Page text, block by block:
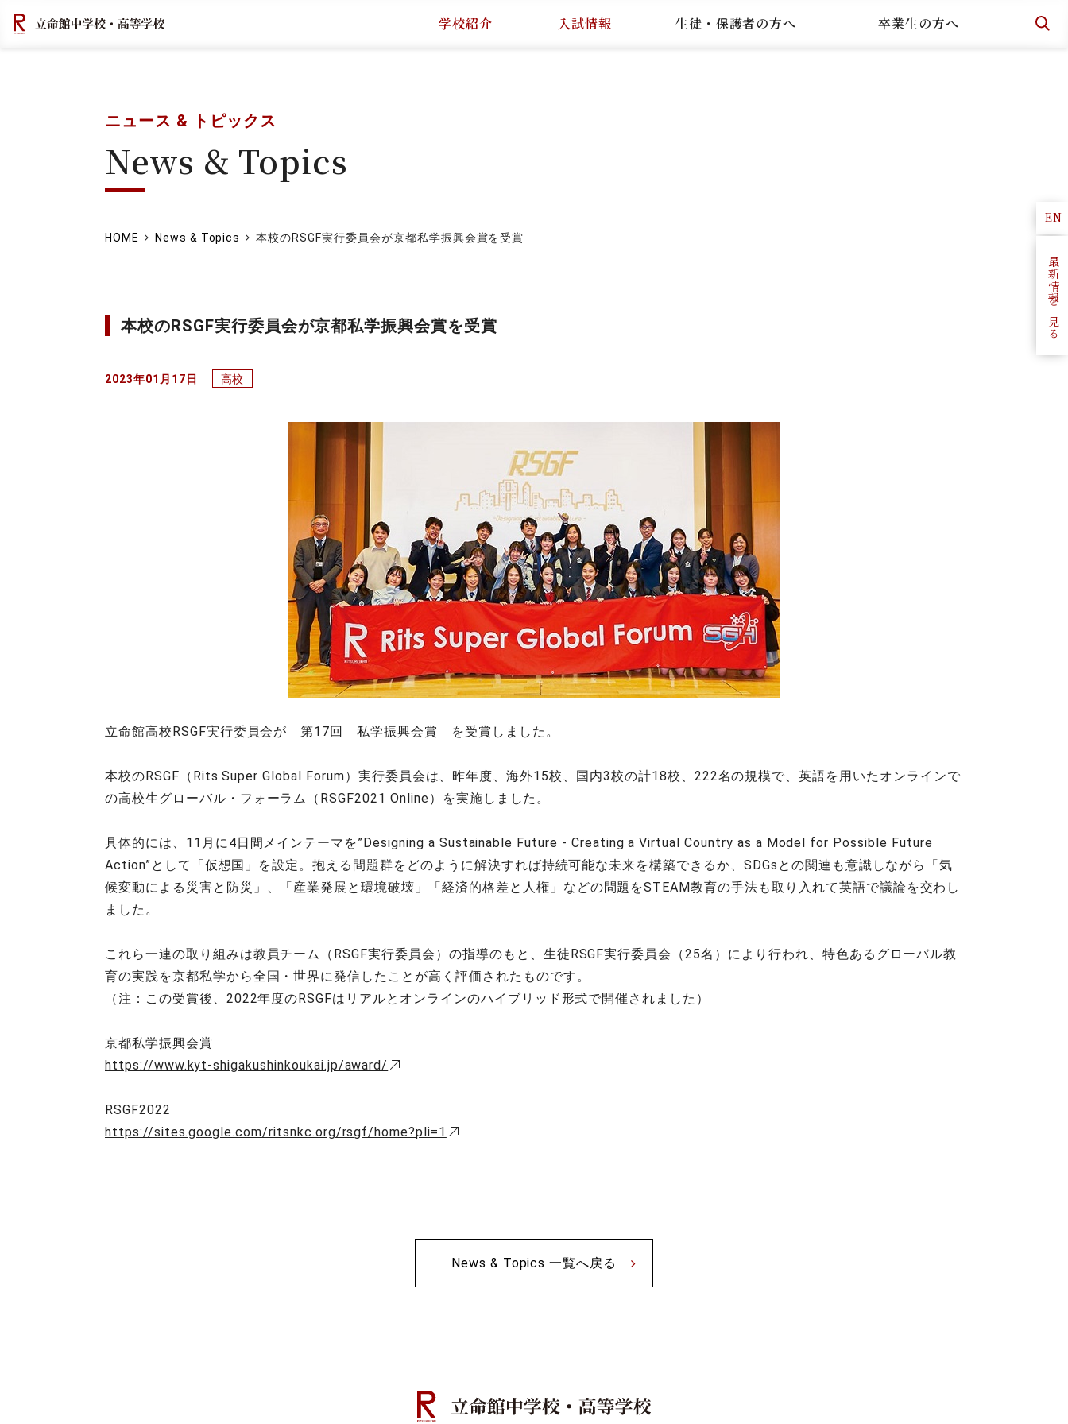
学校紹介 入試情報 生徒・保護者の方へ 卒業生の方へ
ニュース & トピックス
News & Topics
HOME News & Topics 本校のRSGF実行委員会が京都私学振興会賞を受賞
本校のRSGF実行委員会が京都私学振興会賞を受賞
2023年01月17日 高校
立命館高校RSGF実行委員会が 第17回 私学振興会賞 を受賞しました。
本校のRSGF（Rits Super Global Forum）実行委員会は、昨年度、海外15校、国内3校の計18校、222名の規模で、英語を用いたオンラインで
の高校生グローバル・フォーラム（RSGF2021 Online）を実施しました。
具体的には、11月に4日間メインテーマを”Designing a Sustainable Future - Creating a Virtual Country as a Model for Possible Future
Action”として「仮想国」を設定。抱える間題群をどのように解決すれば持続可能な未来を構築できるか、SDGsとの関連も意識しながら「気
候変動による災害と防災」、「産業発展と環境破壊」「経済的格差と人権」などの問題をSTEAM教育の手法も取り入れて英語で議論を交わし
ました。
これら一連の取り組みは教員チーム（RSGF実行委員会）の指導のもと、生徒RSGF実行委員会（25名）により行われ、特色あるグローバル教
育の実践を京都私学から全国・世界に発信したことが高く評価されたものです。
（注：この受賞後、2022年度のRSGFはリアルとオンラインのハイブリッド形式で開催されました）
京都私学振興会賞
https://www.kyt-shigakushinkoukai.jp/award/
RSGF2022
https://sites.google.com/ritsnkc.org/rsgf/home?pli=1
News & Topics 一覧へ戻る
EN
最新情報を見る